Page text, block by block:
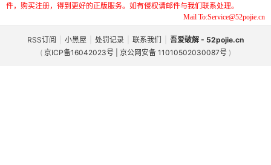
件，购买注册，得到更好的正版服务。如有侵权请邮件与我们联系处理。
Mail To:Service@52pojie.cn
RSS订阅 小黑屋 处罚记录 联系我们
吾爱破解 - 52pojie.cn
( 京ICP备16042023号 | 京公网安备 11010502030087号 )